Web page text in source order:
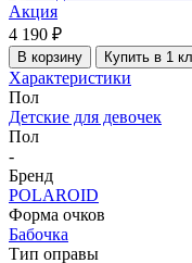
Акция
4 190 ₽
В корзину Купить в 1
Характеристики
Пол
Детские для девочек
Пол
-
Бренд
POLAROID
Форма очков
Бабочка
Тип оправы